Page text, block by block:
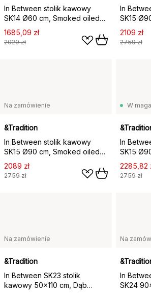
In Between stolik kawowy
SK14 Ø60 cm, Smoked oiled
oak
1685,09 zł
2029 zł
In
SK15
oak
2109 zł
2759 zł
Na zamówienie
&Tradition
In Between stolik kawowy
SK15 Ø90 cm, Smoked oiled
oak
2089 zł
2759 zł
W
In
SK15
2285,82
2759 zł
Na zamówienie
&Tradition
In Between SK23 stolik
kawowy 50x110 cm, Dąb
Na
In
SK24